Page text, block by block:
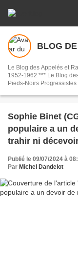
Le Blog des Appelés et Rappelés des
1952-1962 *** Le Blog des Victimes de l'OAS *** Le Blog des Amis des
Pieds-Noirs
Sophie Binet
populaire a un
trahir ni
Publié le 09/07/2024 à
Par Michel Dandelot